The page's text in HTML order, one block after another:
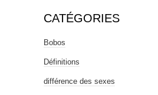
CATÉGORIES
Bobos
Définitions
différence des sexes